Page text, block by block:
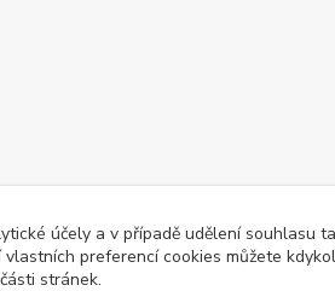
účely a v případě udělení souhlasu
preferencí cookies můžete
stránek.